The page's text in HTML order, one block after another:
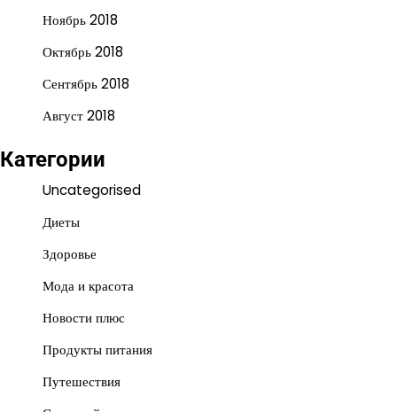
Ноябрь 2018
Октябрь 2018
Сентябрь 2018
Август 2018
Категории
Uncategorised
Диеты
Здоровье
Мода и красота
Новости плюс
Продукты питания
Путешествия